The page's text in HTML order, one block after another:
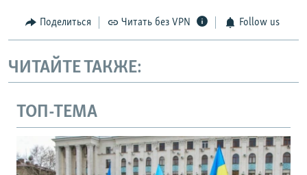
Поделиться Читать без VPN Follow us
ЧИТАЙТЕ ТАКЖЕ:
ТОП-ТЕМА